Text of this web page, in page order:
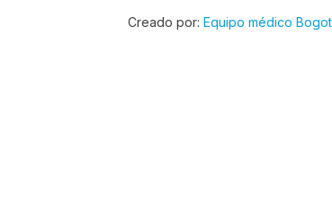
Creado por: Equipo médico